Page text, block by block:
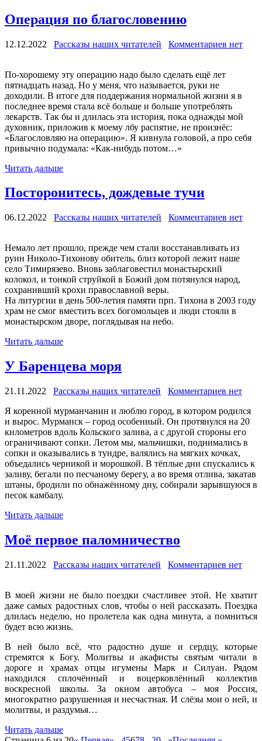
Операция по благословению
12.12.2022 Рассказы наших читателей Комментариев нет
По-хорошему эту операцию надо было сделать ещё лет
пятнадцать назад. Но у меня, что называется, руки не
доходили. В итоге для поддержания нормальной жизни я в
последнее время стала всё больше и больше употреблять
лекарств. Так бы и длилась эта история, пока однажды мой
духовник, приложив к моему лбу распятие, не произнёс:
«Благословляю на операцию». Я кивнула головой, а про себя
привычно подумала: «Как-нибудь потом…»
Читать дальше
Посторонитесь, дождевые тучи
06.12.2022 Рассказы наших читателей Комментариев нет
Немало лет прошло, прежде чем стали восстанавливать из
руин Николо-Тихонову обитель, близ которой лежит наше
село Тимирязево. Вновь заблаговестил монастырский
колокол, и тонкой струйкой в Божий дом потянулся народ,
сохранивший крохи православной веры.
На литургии в день 500-летия памяти ­прп. Ти­хона в 2003 году
храм не смог вместить всех богомольцев и люди стояли в
монастырском дворе, поглядывая на небо.
Читать дальше
У Баренцева моря
21.11.2022 Рассказы наших читателей
Комментариев нет
Я коренной мурманчанин и люблю город, в котором родился
и вырос. Мурманск – город особенный. Он протянулся на 20
километров вдоль Кольского залива, а с другой стороны его
ограничивают сопки. Летом мы, мальчишки, поднимались в
сопки и оказывались в тундре, валялись на мягких кочках,
объедались черникой и морошкой. В тёплые дни спускались к
заливу, бегали по песчаному берегу, а во время отлива, закатав
штаны, бродили по обнажённому дну, собирали зарывшуюся в
песок камбалу.
Читать дальше
Моё первое паломничество
21.11.2022 Рассказы наших читателей Комментариев нет
В моей жизни не было поездки счастливее этой. Не хватит
даже самых радостных слов, чтобы о ней рассказать. Поездка
длилась неделю, но пролетела как одна минута, а помниться
будет всю жизнь.
В ней было всё, что радостно душе и сердцу, которые
стремятся к Богу. Молитвы и акафисты святым читали в
дороге и храмах отцы игумены Марк и Силуан. Рядом
находился сплочённый и воцерковлённый коллектив
воскресной школы. За окном автобуса – моя Россия,
многократно разрушенная и несчастная. И слёзы мои о ней, и
молитвы, и раздумья…
Читать дальше